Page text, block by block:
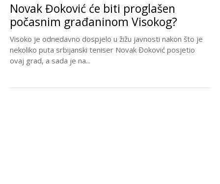
Novak Đoković će biti proglašen
počasnim građaninom Visokog?
Visoko je odnedavno dospjelo u žižu javnosti nakon što je
nekoliko puta srbijanski teniser Novak Đoković posjetio
ovaj grad, a sada je na...